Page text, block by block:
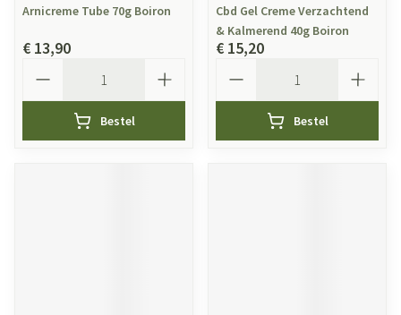
Arnicreme Tube 70g Boiron
€ 13,90
Bestel
Cbd Gel Creme Verzachtend
& Kalmerend 40g Boiron
€ 15,20
Bestel